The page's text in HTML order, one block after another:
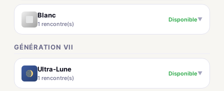
Blanc
1 rencontre(s)
Disponible▼
GÉNÉRATION VII
Ultra-Lune
1 rencontre(s)
Disponible▼